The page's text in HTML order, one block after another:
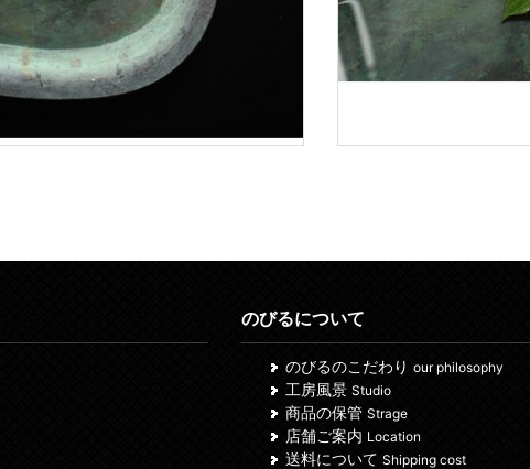
のびるについて
のびるのこだわり our philosophy
工房風景 Studio
商品の保管 Strage
店舗ご案内 Location
送料について Shipping cost